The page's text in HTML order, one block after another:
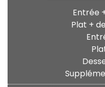
Entrée
Plat +